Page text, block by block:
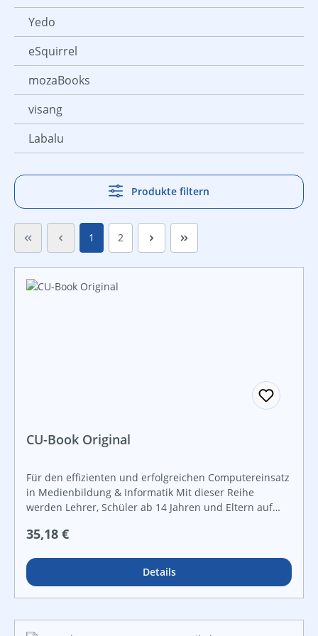
Yedo
eSquirrel
mozaBooks
visang
Labalu
Produkte filtern
Seite
1 Seite
2
CU-Book Original
Für den effizienten und erfolgreichen Computereinsatz
in Medienbildung & Informatik Mit dieser Reihe
werden Lehrer, Schüler ab 14 Jahren und Eltern auf
eingeführt. Auf der Basis des „zukunftsorientierten
einem Projekt zusammengefasst, um den
Computereinsatz fächerübergreifend zu integrieren.
Nur so bleiben die Techniken und Fertigkeiten wie
Regulärer Preis:
35,18 €
Details